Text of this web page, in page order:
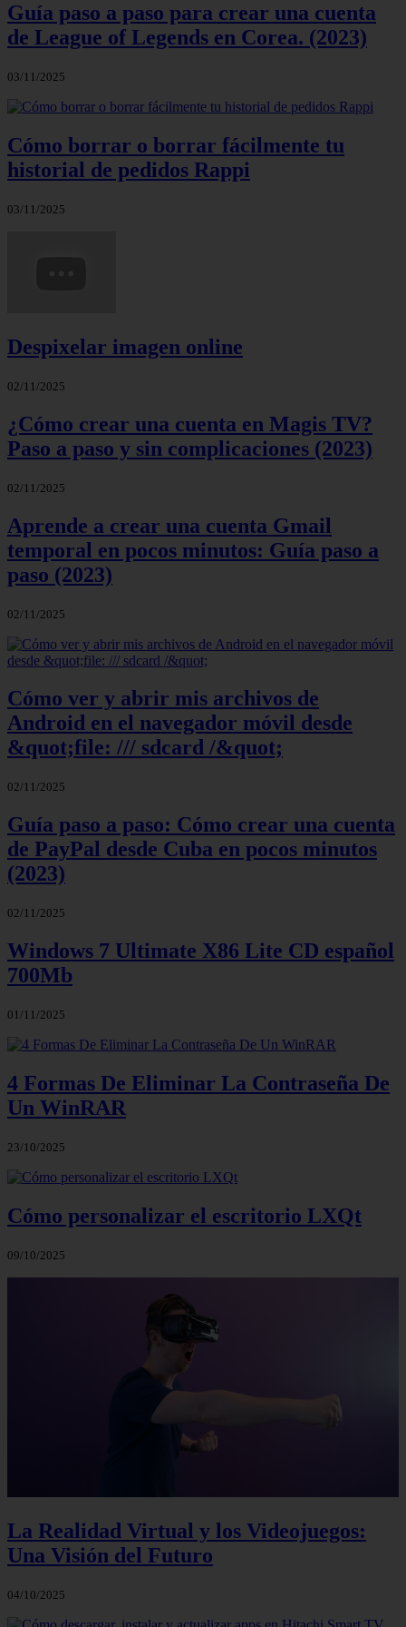
Guía paso a paso para crear una cuenta
de League of Legends en Corea. (2023)
03/11/2025
Cómo borrar o borrar fácilmente tu
historial de pedidos Rappi
03/11/2025
Despixelar imagen online
02/11/2025
¿Cómo crear una cuenta en Magis TV?
Paso a paso y sin complicaciones (2023)
02/11/2025
Aprende a crear una cuenta Gmail
temporal en pocos minutos: Guía paso a
paso (2023)
02/11/2025
Cómo ver y abrir mis archivos de
Android en el navegador móvil desde
&quot;file: /// sdcard /&quot;
02/11/2025
Guía paso a paso: Cómo crear una cuenta
de PayPal desde Cuba en pocos minutos
(2023)
02/11/2025
Windows 7 Ultimate X86 Lite CD español
700Mb
01/11/2025
4 Formas De Eliminar La Contraseña De
Un WinRAR
23/10/2025
Cómo personalizar el escritorio LXQt
09/10/2025
La Realidad Virtual y los Videojuegos:
Una Visión del Futuro
04/10/2025